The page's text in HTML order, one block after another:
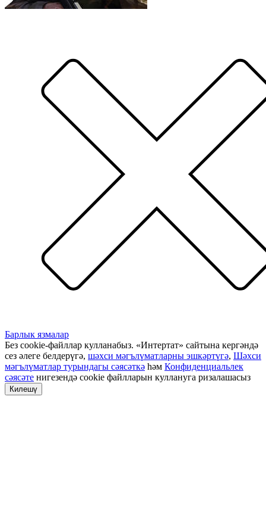
Барлык язмалар
Без cookie-файллар кулланабыз. «Интертат» сайтына кергәндә
сез әлеге белдерүгә, шәхси мәгълүматларны эшкәртүгә, Шәхси
мәгълүматлар турындагы сәясәткә һәм Конфиденциальлек
сәясәте нигезендә cookie файлларын куллануга ризалашасыз
Килешү